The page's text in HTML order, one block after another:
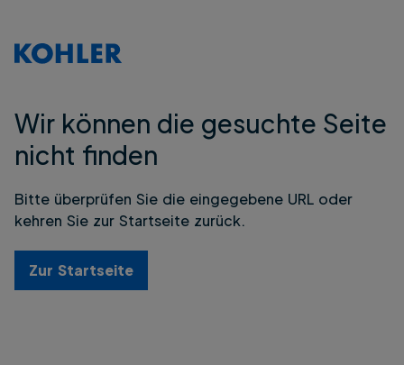
Wir können die gesuchte Seite
nicht finden
Bitte überprüfen Sie die eingegebene URL oder
kehren Sie zur Startseite zurück.
Zur Startseite